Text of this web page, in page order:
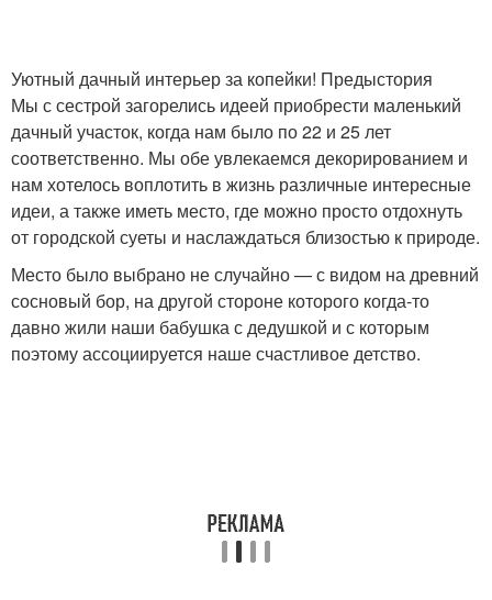
Уютный дачный интерьер за копейки! Предыстория
Мы с сестрой загорелись идеей приобрести маленький
дачный участок, когда нам было по 22 и 25 лет
соответственно. Мы обе увлекаемся декорированием и
нам хотелось воплотить в жизнь различные интересные
идеи, а также иметь место, где можно просто отдохнуть
от городской суеты и наслаждаться близостью к природе.
Место было выбрано не случайно — с видом на древний
сосновый бор, на другой стороне которого когда-то
давно жили наши бабушка с дедушкой и с которым
поэтому ассоциируется наше счастливое детство.